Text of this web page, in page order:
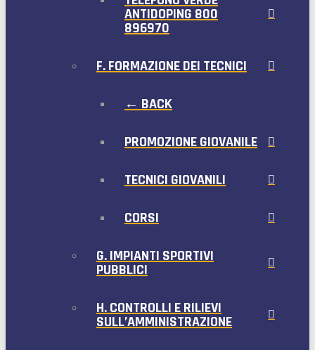
ANTIDOPING 800
896970
F. FORMAZIONE DEI TECNICI
← BACK
PROMOZIONE GIOVANILE
TECNICI GIOVANILI
CORSI
G. IMPIANTI SPORTIVI
PUBBLICI
H. CONTROLLI E RILIEVI
SULL’AMMINISTRAZIONE